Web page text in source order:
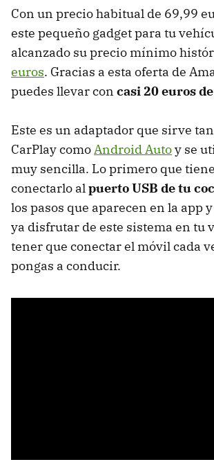
Con un precio habitual de 69,99
este pequeño gadget para tu
alcanzado su precio mínimo
euros. Gracias a esta oferta de
puedes llevar con casi 20 euros
Este es un adaptador que sirve
CarPlay comoAndroid Autoy se
muy sencilla. Lo primero que
conectarlo alpuerto USB de tu
los pasos que aparecen en la app
ya disfrutar de este sistema en tu
tener que conectar el móvil cada
pongas a conducir.